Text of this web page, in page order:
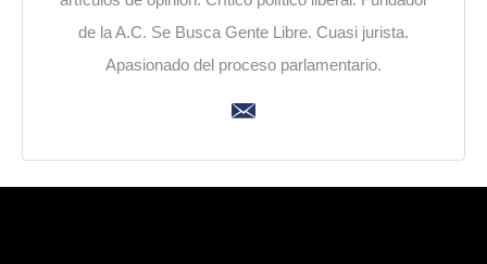
de la A.C. Se Busca Gente Libre. Cuasi jurista.
Apasionado del proceso parlamentario.